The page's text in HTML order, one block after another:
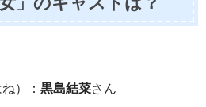
）： 黒島結菜さん